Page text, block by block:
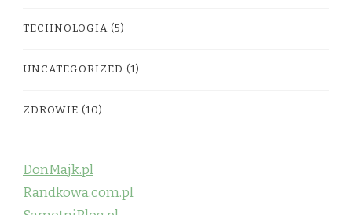
TECHNOLOGIA (5)
UNCATEGORIZED (1)
ZDROWIE (10)
DonMajk.pl
Randkowa.com.pl